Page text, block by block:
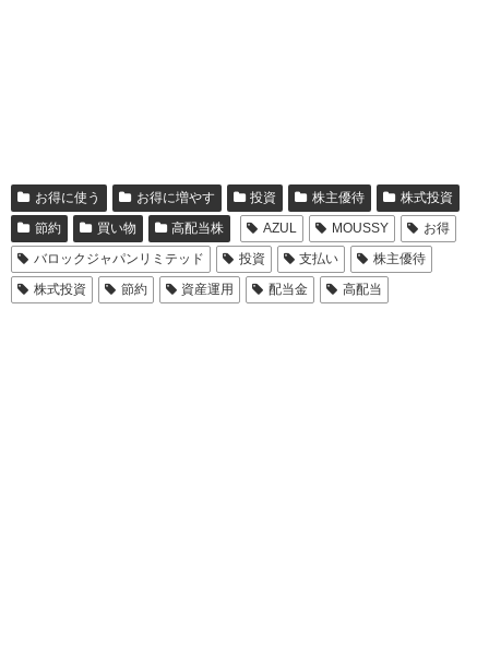
お得に使う お得に増やす 投資 株主優待
株式投資
節約
買い物 高配当株 AZUL MOUSSY
お得
バロックジャパンリミテッド
投資 支払い
株主優待
株式投資
節約 資産運用 配当金 高配当